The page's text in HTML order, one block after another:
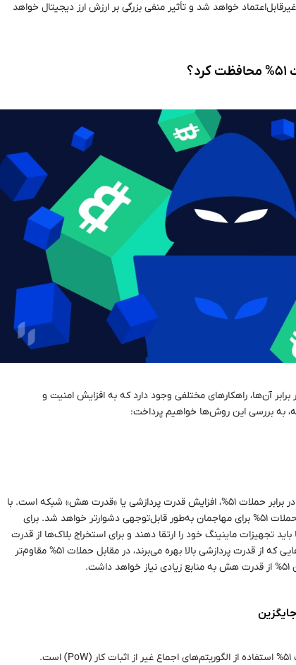
خواهد شد و تأثیر منفی بزرگی بر ارزش ارز دیجیتال خواهد
۵۱% و محافظت در برابر آن‌ها، راهکارهای مختلفی وجود دارد که به افزایش امنیت و
به بررسی این روش‌ها خواهیم پرداخت:
یکی از مهم‌ترین روش‌ها برای محافظت در برابر حملات ۵۱%، افزایش قدرت پردازشی یا «قدرت هش» شبکه است. با
افزایش توان پردازشی کل شبکه، انجام حملات ۵۱% برای مهاجمان به‌طور قابل‌توجهی دشوارتر خواهد شد. برای
تجهیزات ماینینگ خود را ارتقا دهند و برای استخراج بلاک‌ها از قدرت
پردازشی بیشتری استفاده کنند. شبکه‌هایی که از قدرت پردازشی بالا بهره می‌برند، در مقابل حملات ۵۱% مقاوم‌تر
یک روش دیگر برای کاهش خطر حملات ۵۱% استفاده از الگوریتم‌های اجماع غیر از اثبات کار (PoW) است.